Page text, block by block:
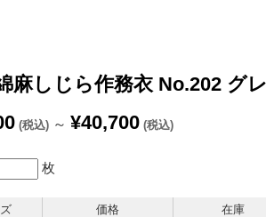
麻しじら作務衣 No.202 グ
(税込) ～ ¥40,700 (税込)
枚
価格 在庫